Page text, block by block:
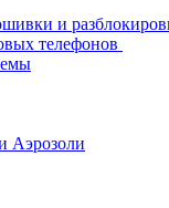
и
телефонов
Аэрозоли